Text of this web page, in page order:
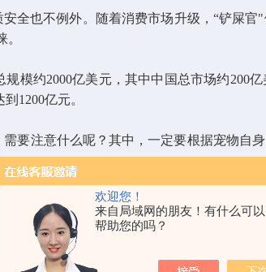
欢迎您！
来自局域网的朋友！有什么可以
帮助您的吗？
也不例外。随着消费市场升级，“铲屎
模约2000亿美元，其中中国总市场约200
1200亿元。
注意什么呢？其中，一定要根据宠物自
康。宠物食品的品质如何，受很多因素
受力值，在颗粒破碎前宠物牙齿的穿透